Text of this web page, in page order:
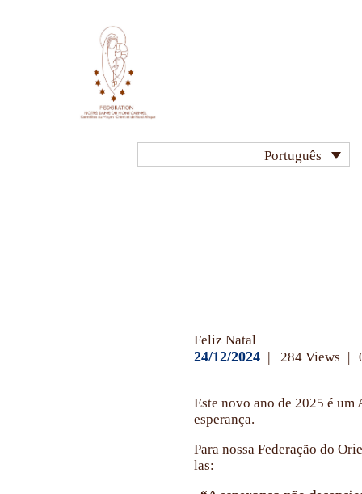
Português
HISTÓRIA DO
CARMELO
NOSSA VIDA
CONTATE-NOS
Feliz Natal
24/12/2024 284 Views
Este novo ano de 2025 é um
esperança.
Para nossa Federação do
las: